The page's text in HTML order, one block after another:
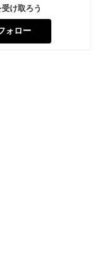
け取ろう
ォロー